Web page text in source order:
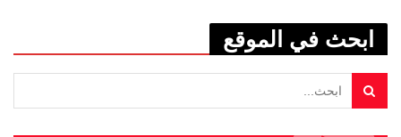
ابحث في الموقع